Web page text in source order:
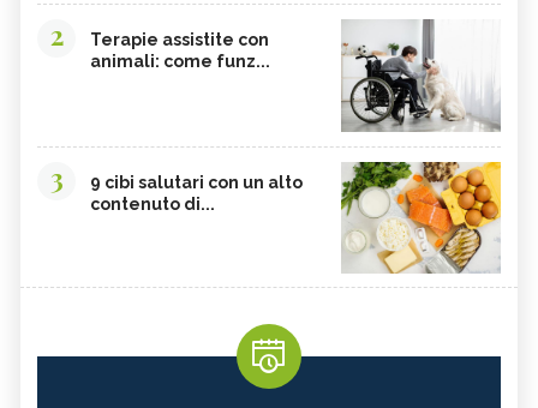
2
Terapie assistite con
animali: come funz...
3
9 cibi salutari con un alto
contenuto di...